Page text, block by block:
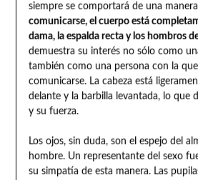
siempre se comportará de una
comunicarse, el cuerpo está
dama, la espalda recta y los hombros
demuestra su interés no sólo como
también como una persona con la
comunicarse. La cabeza está
delante y la barbilla levantada, lo que
y su fuerza.
Los ojos, sin duda, son el espejo del
hombre. Un representante del sexo
su simpatía de esta manera. Las